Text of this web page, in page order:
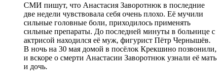
СМИ пишут, что Анастасия Заворотнюк в последние
две недели чувствовала себя очень плохо. Её мучили
сильные головные боли, приходилось применять
сильные препараты. До последней минуты в больнице с
актрисой находился её муж, фигурист Пётр Чернышёв.
В ночь на 30 мая домой в посёлок Крекшино позвонили,
и вскоре о смерти Анастасии Заворотнюк узнали её мать
и дочь.